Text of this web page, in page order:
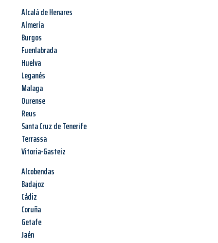
Alcalá de Henares
Almería
Burgos
Fuenlabrada
Huelva
Leganés
Malaga
Ourense
Reus
Santa Cruz de Tenerife
Terrassa
Vitoria-Gasteiz
Alcobendas
Badajoz
Cádiz
Coruña
Getafe
Jaén